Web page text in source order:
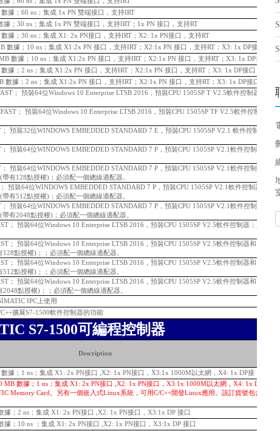
據；60 ns；集成 1x PN 雙端接口，支持IRT
；30 ns；集成 1x PN 雙端接口，支持IRT；1x PN 接口，支持RT
據；30 ns；集成 X1: 2x PN接口，支持IRT；X2: 1x PN接口，支持RT
數據；10 ns；集成 X1:2x PN 接口，支持IRT；X2:1x PN 接口，支持RT；X3: 1x DP接口
數據；10 ns；集成 X1:2x PN 接口，支持IRT；X2:1x PN 接口，支持RT；X3: 1x DP接口
據；2 ns；集成 X1:2x PN 接口，支持IRT；X2:1x PN 接口，支持RT；X3: 1x DP接口
數據；2 ns；集成 X1:2x PN 接口，支持IRT；X2:1x PN 接口，支持RT；X3: 1x DP接口
； 預裝64位Windows 10 Enterprise LTSB 2016，預裝CPU 1505SP T V2.5軟件控制器；
必
； 預裝64位Windows 10 Enterprise LTSB 2016，預裝CPU 1505SP TF V2.5軟件控制器；
預裝32位WINDOWS EMBEDDED STANDARD 7 E，預裝CPU 1505SP V2.1 軟件控制器；
預裝64位WINDOWS EMBEDDED STANDARD 7 P，預裝CPU 1505SP V2.1軟件控制器；
必
預裝64位WINDOWS EMBEDDED STANDARD 7 P，預裝CPU 1505SP V2.1軟件控制器和
有128點授權)； 必須配一個總線適配器。
預裝64位WINDOWS EMBEDDED STANDARD 7 P，預裝CPU 1505SP V2.1軟件控制器和
有512點授權)； 必須配一個總線適配器。
預裝64位WINDOWS EMBEDDED STANDARD 7 P，預裝CPU 1505SP V2.1軟件控制器和
有2048點授權)； 必須配一個總線適配器。
； 預裝64位Windows 10 Enterprise LTSB 2016，預裝CPU 1505SP V2.5軟件控制器；
必須配
； 預裝64位Windows 10 Enterprise LTSB 2016，預裝CPU 1505SP V2.5軟件控制器和
點授權)；； 必須配一個總線適配器。
； 預裝64位Windows 10 Enterprise LTSB 2016，預裝CPU 1505SP V2.5軟件控制器和
點授權)；； 必須配一個總線適配器。
； 預裝64位Windows 10 Enterprise LTSB 2016，預裝CPU 1505SP V2.5軟件控制器和
點授權)；； 必須配一個總線適配器。
IPC上使用
擴展S7-1500軟件控制器的功能
S7-1500可編程控制器
Description
據；1 ns；集成 X1: 2x PN接口 ,X2: 1x PN接口，X3:1x 1000M以太網，X4: 1x DP接
MB 數據；1 ns；集成 X1: 2x PN接口 ,X2: 1x PN接口，X3:1x 1000M以太網，X4: 1x DP 接口;
Memory Card。另有一個嵌入式Linux系統，可用C/C++開發Linux應用。該訂貨號包含MFP
據；2 ns；集成 X1: 2x PN接口 ,X2: 1x PN接口，X3:1x DP 接口
據；10 ns ；集成 X1: 2x PN接口 ,X2: 1x PN接口，X3:1x DP 接口